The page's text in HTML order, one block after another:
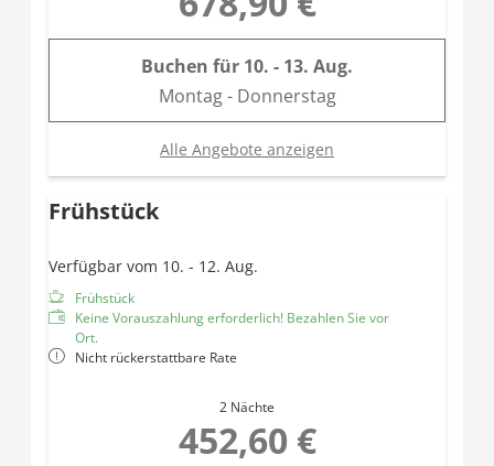
Buchen für 10. - 13. Aug.
Montag - Donnerstag
Alle Angebote anzeigen
Frühstück
Verfügbar vom 10. - 12. Aug.
Frühstück
Keine Vorauszahlung erforderlich! Bezahlen Sie vor
Ort.
Nicht rückerstattbare Rate
2 Nächte
452,60 €